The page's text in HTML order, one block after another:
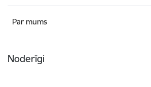
Par mums
Noderīgi